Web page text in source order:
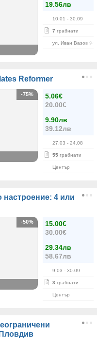
19.56лв
10.01 - 30.09
7 грабнати
ул. Иван Вазов 94
Reformer
5.06€
20.00€
9.90лв
39.12лв
27.03 - 24.08
55 грабнати
Център
-75%
настроение: 4 или
15.00€
30.00€
29.34лв
58.67лв
9.03 - 30.09
3 грабнати
Център
-50%